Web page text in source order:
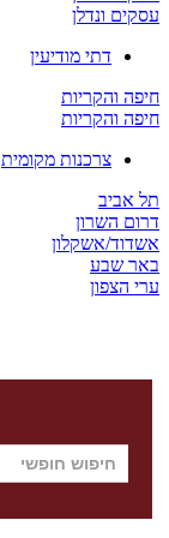
עסקים ונדלן
דתי מודיעין
חיפה והקריות
חיפה והקריות
צרכנות מקומית
תל אביב
דרום השרון
אשדוד/אשקלון
באר שבע
ערי הצפון